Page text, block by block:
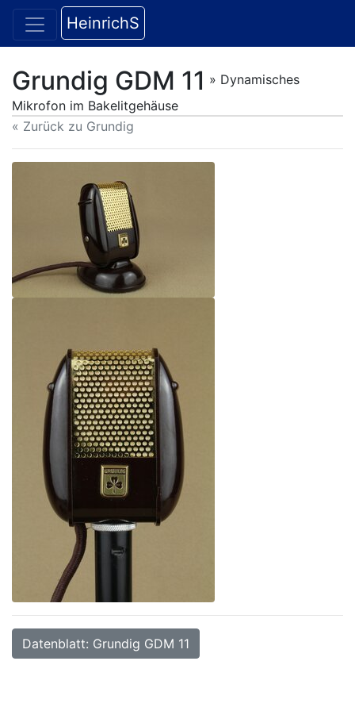
HeinrichS
Grundig GDM 11 » Dynamisches
Mikrofon im Bakelitgehäuse
« Zurück zu Grundig
Datenblatt: Grundig GDM 11